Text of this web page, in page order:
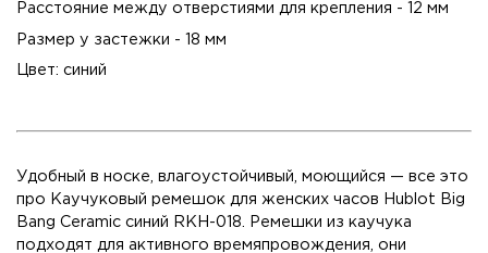
Расстояние между отверстиями для крепления - 12 мм
Размер у застежки - 18 мм
Цвет: синий
Удобный в носке, влагоустойчивый, моющийся — все это
про Каучуковый ремешок для женских часов Hublot Big
Bang Ceramic синий RKH-018. Ремешки из каучука
подходят для активного времяпровождения, они